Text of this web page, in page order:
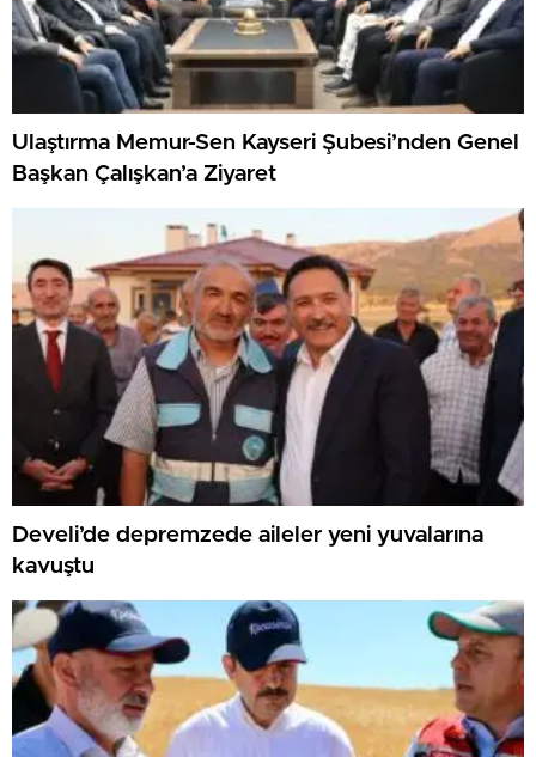
Ulaştırma Memur-Sen Kayseri Şubesi’nden Genel
Başkan Çalışkan’a Ziyaret
Develi’de depremzede aileler yeni yuvalarına
kavuştu